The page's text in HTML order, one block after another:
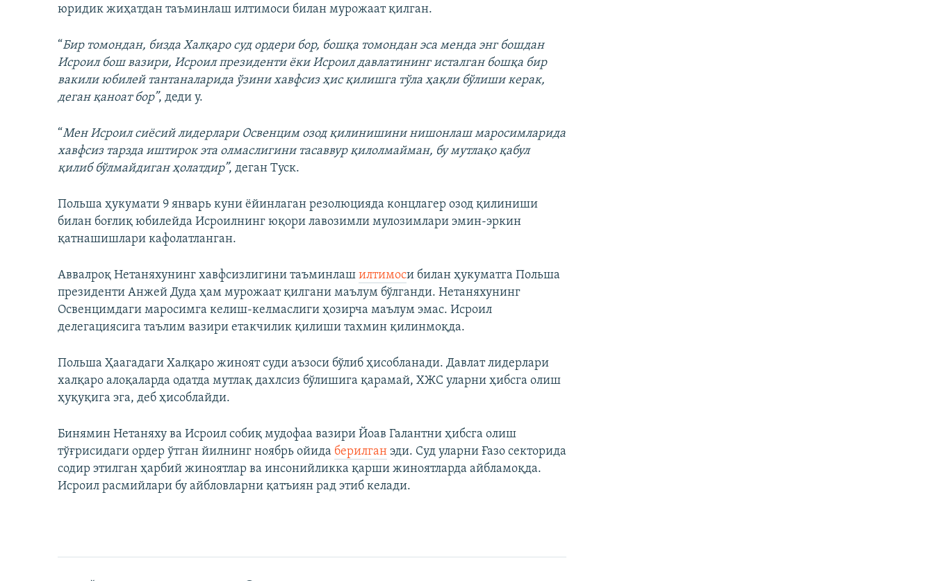
юридик жиҳатдан таъминлаш илтимоси билан мурожаат қилган.
“Бир томондан, бизда Халқаро суд ордери бор, бошқа томондан эса менда энг бошдан
Исроил бош вазири, Исроил президенти ёки Исроил давлатининг исталган бошқа бир
вакили юбилей тантаналарида ўзини хавфсиз ҳис қилишга тўла ҳақли бўлиши керак,
деган қаноат бор”, деди у.
“Мен Исроил сиёсий лидерлари Освенцим озод қилинишини нишонлаш маросимларида
хавфсиз тарзда иштирок эта олмаслигини тасаввур қилолмайман, бу мутлақо қабул
қилиб бўлмайдиган ҳолатдир”, деган Туск.
Польша ҳукумати 9 январь куни ёйинлаган резолюцияда концлагер озод қилиниши
билан боғлиқ юбилейда Исроилнинг юқори лавозимли мулозимлари эмин-эркин
қатнашишлари кафолатланган.
Аввалроқ Нетаняхунинг хавфсизлигини таъминлаш илтимоси билан ҳукуматга Польша
президенти Анжей Дуда ҳам мурожаат қилгани маълум бўлганди. Нетаняхунинг
Освенцимдаги маросимга келиш-келмаслиги ҳозирча маълум эмас. Исроил
делегациясига таълим вазири етакчилик қилиши тахмин қилинмоқда.
Польша Ҳаагадаги Халқаро жиноят суди аъзоси бўлиб ҳисобланади. Давлат лидерлари
халқаро алоқаларда одатда мутлақ дахлсиз бўлишига қарамай, ХЖС уларни ҳибсга олиш
ҳуқуқига эга, деб ҳисоблайди.
Бинямин Нетаняху ва Исроил собиқ мудофаа вазири Йоав Галантни ҳибсга олиш
тўғрисидаги ордер ўтган йилнинг ноябрь ойида берилган эди. Суд уларни Ғазо секторида
содир этилган ҳарбий жиноятлар ва инсонийликка қарши жиноятларда айбламоқда.
Исроил расмийлари бу айбловларни қатъиян рад этиб келади.